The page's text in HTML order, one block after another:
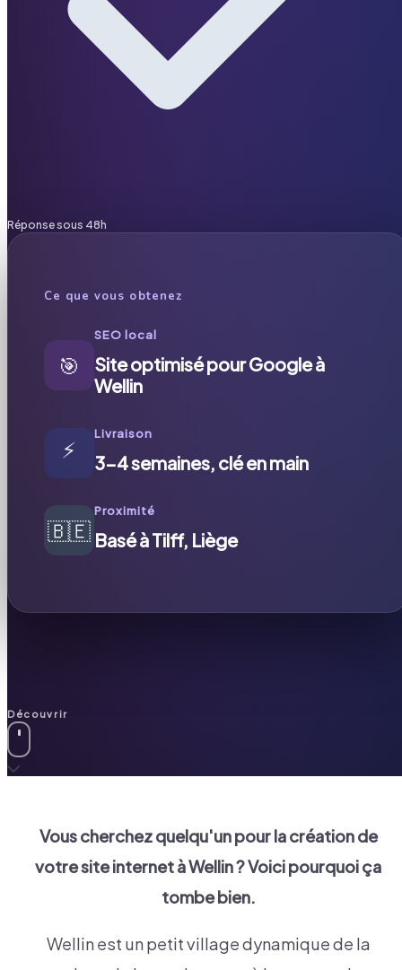
Réponse sous 48h
Ce que vous obtenez
🎯
SEO local
Site optimisé pour Google à
Wellin
⚡
Livraison
3-4 semaines, clé en main
🇧🇪
Proximité
Basé à Tilff, Liège
Découvrir
Vous cherchez quelqu'un pour la création de
votre site internet àWellin? Voici pourquoi ça
tombe bien.
Wellin est un petit village dynamique de la